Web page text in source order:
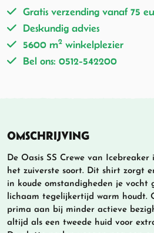
Gratis verzending vanaf 75
Deskundig advies
5600 m2 winkelplezier
Bel ons: 0512-542200
OMSCHRIJVING
De Oasis SS Crewe van
het zuiverste soort. Dit shirt zorgt
in koude omstandigheden je vocht
lichaam tegelijkertijd warm houdt.
prima aan bij minder actieve
altijd als een tweede huid voor